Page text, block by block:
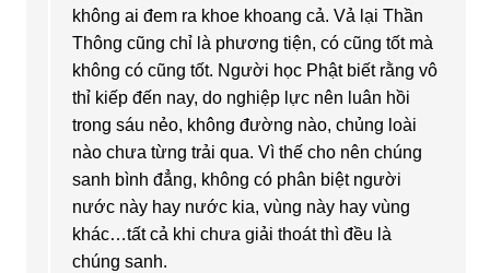
không ai đem ra khoe khoang cả. Vả lại Thần
Thông cũng chỉ là phương tiện, có cũng tốt mà
không có cũng tốt. Người học Phật biết rằng vô
thỉ kiếp đến nay, do nghiệp lực nên luân hồi
trong sáu nẻo, không đường nào, chủng loài
nào chưa từng trải qua. Vì thế cho nên chúng
sanh bình đẳng, không có phân biệt người
nước này hay nước kia, vùng này hay vùng
khác…tất cả khi chưa giải thoát thì đều là
chúng sanh.